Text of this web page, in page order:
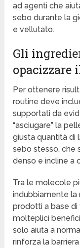
ad agenti che
sebo durante la
e vellutato.
Gli
opacizzare
Per ottenere
routine deve
supportati da
“asciugare” la
giusta quantità di
sebo stesso, che
denso e incline a
Tra le molecole
indubbiamente la
prodotti a base di
molteplici
solo aiuta a
rinforza la